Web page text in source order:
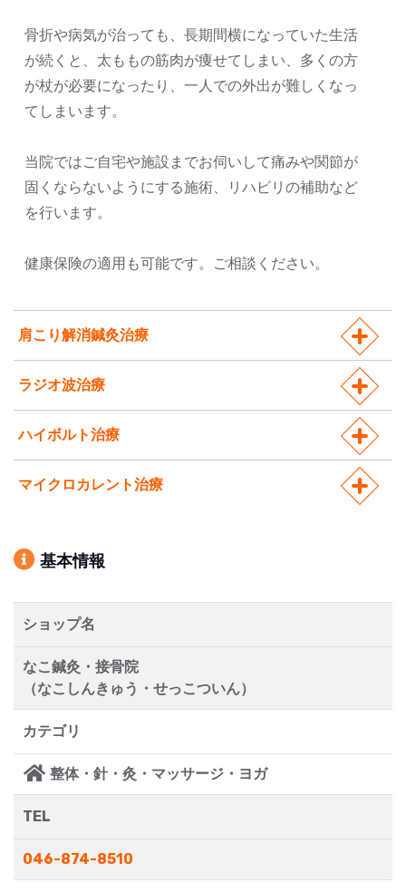
骨折や病気が治っても、長期間横になっていた生活
が続くと、太ももの筋肉が痩せてしまい、多くの方
が杖が必要になったり、一人での外出が難しくなっ
てしまいます。
当院ではご自宅や施設までお伺いして痛みや関節が
固くならないようにする施術、リハビリの補助など
を行います。
健康保険の適用も可能です。ご相談ください。
肩こり解消鍼灸治療
ラジオ波治療
ハイボルト治療
マイクロカレント治療
基本情報
ショップ名
なこ鍼灸・接骨院
（なこしんきゅう・せっこついん）
カテゴリ
整体・針・灸・マッサージ・ヨガ
TEL
046-874-8510